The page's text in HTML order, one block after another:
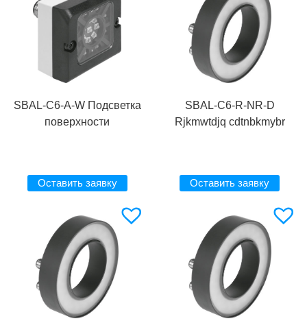
SBAL-C6-A-W Подсветка
поверхности
Оставить заявку
SBAL-C6-R-NR-D
Rjkmwtdjq cdtnbkmybr
Оставить заявку